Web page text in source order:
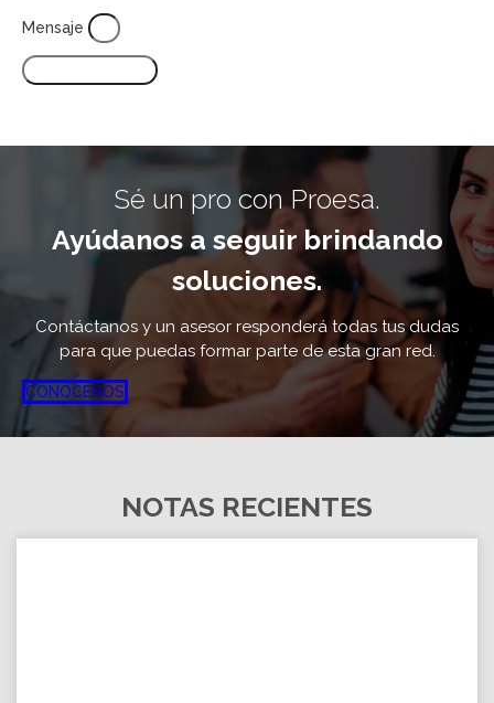
Mensaje
Sé un pro con Proesa.
Ayúdanos a seguir brindando
soluciones.
Contáctanos y un asesor responderá todas tus dudas
para que puedas formar parte de esta gran red.
CONÓCENOS
NOTAS RECIENTES